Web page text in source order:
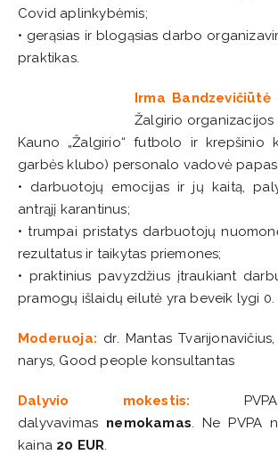
Covid aplinkybėmis;
• gerąsias ir blogąsias darbo
praktikas.
Irma Bandzevičiūtė
Žalgirio organizacijos
Kauno „Žalgirio“ futbolo ir krepšinio
garbės klubo) personalo vadovė
• darbuotojų emocijas ir jų kaitą,
antrąjį karantinus;
• trumpai pristatys darbuotojų
rezultatus ir taikytas priemones;
• praktinius pavyzdžius įtraukiant
pramogų išlaidų eilutė yra beveik lygi 0.
Moderuoja: dr. Mantas
narys, Good people konsultantas
Dalyvio mokestis: PVPA
dalyvavimas nemokamas. Ne PVPA
kaina 20 EUR.